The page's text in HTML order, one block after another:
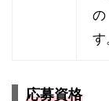
の
す
応募資格